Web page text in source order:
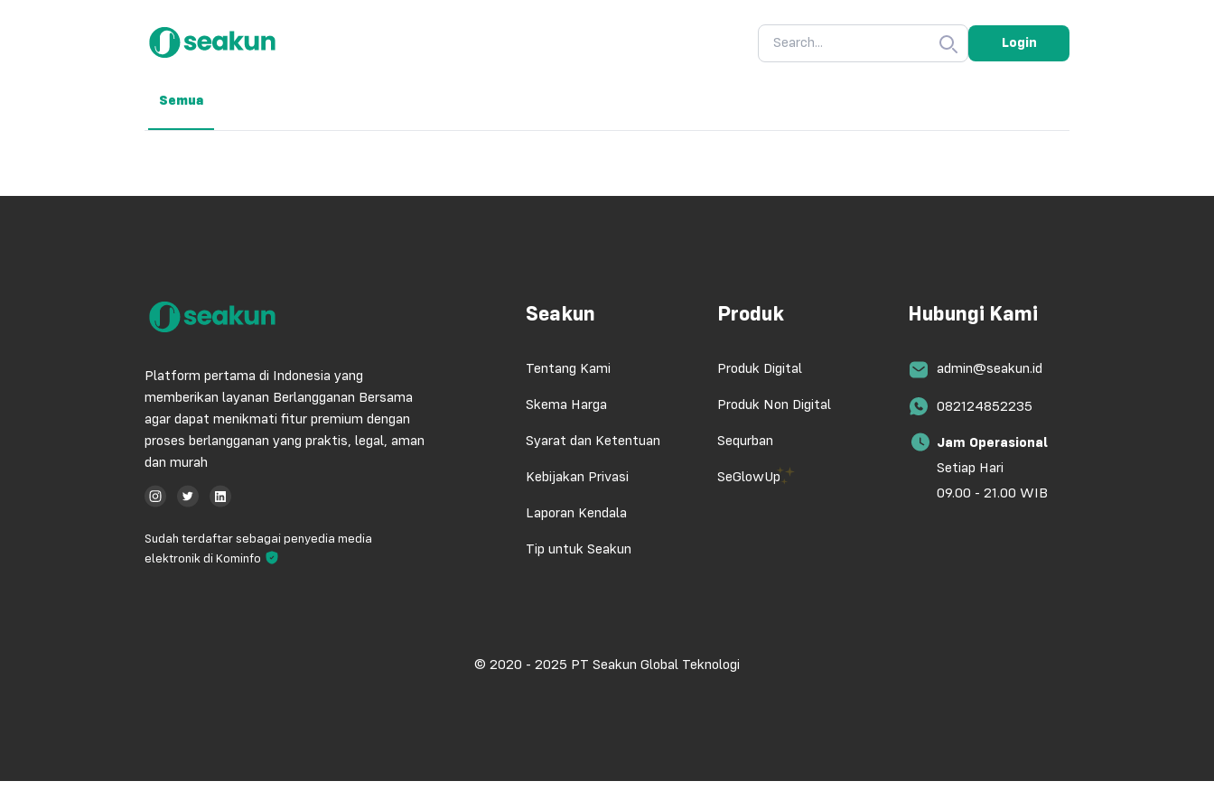
Login
Semua
Platform pertama di Indonesia yang
memberikan layanan Berlangganan Bersama
agar dapat menikmati fitur premium dengan
proses berlangganan yang praktis, legal, aman
dan murah
Sudah terdaftar sebagai penyedia media
elektronik di Kominfo
Seakun
Tentang Kami
Skema Harga
Syarat dan Ketentuan
Kebijakan Privasi
Laporan Kendala
Tip untuk Seakun
Produk
Produk Digital
Produk Non Digital
Sequrban
SeGlowUp
Hubungi Kami
admin@seakun.id
082124852235
Jam Operasional
Setiap Hari
09.00 - 21.00 WIB
© 2020 - 2025 PT Seakun Global Teknologi